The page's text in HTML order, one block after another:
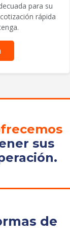
para su
rápida
sus
de